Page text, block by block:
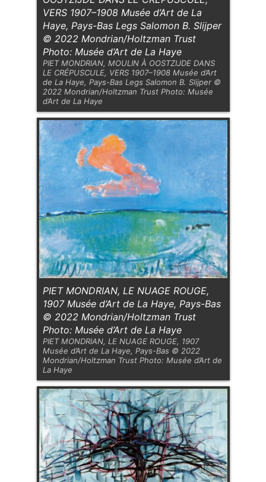
VERS 1907–1908 Musée d’Art de La
Haye, Pays-Bas Legs Salomon B. Slijper
© 2022 Mondrian/Holtzman Trust
Photo: Musée d’Art de La Haye
PIET MONDRIAN, MOULIN À OOSTZIJDE DANS
LE CRÉPUSCULE, VERS 1907–1908 Musée d’Art
de La Haye, Pays-Bas Legs Salomon B. Slijper ©
2022 Mondrian/Holtzman Trust Photo: Musée
d’Art de La Haye
PIET MONDRIAN, LE NUAGE ROUGE,
1907 Musée d’Art de La Haye, Pays-Bas
© 2022 Mondrian/Holtzman Trust
Photo: Musée d’Art de La Haye
PIET MONDRIAN, LE NUAGE ROUGE, 1907
Musée d’Art de La Haye, Pays-Bas © 2022
Mondrian/Holtzman Trust Photo: Musée d’Art de
La Haye